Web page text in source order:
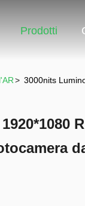
Prodotti
> 3000nits